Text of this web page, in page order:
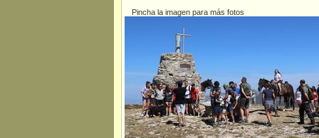
Pincha la imagen para más fotos